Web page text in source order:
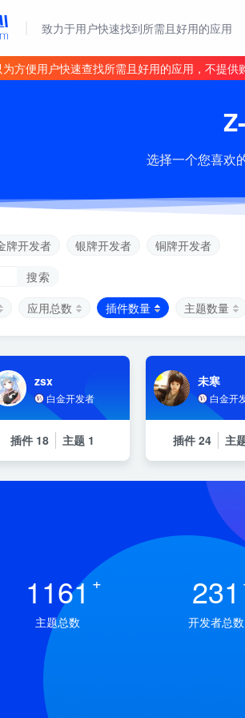
致力于用户快速找到所需且好用的应用
方便用户快速查找所需且好用的应用，不提
选择一个您喜欢
牌开发者 银牌开发者
铜牌开发者
搜索
应用总数 插件数量 主题数量
zsx
白金开发者
插件 18 主题 1
未寒
白金开
插件24 主
1161 +
主题总数
231
开发者总数